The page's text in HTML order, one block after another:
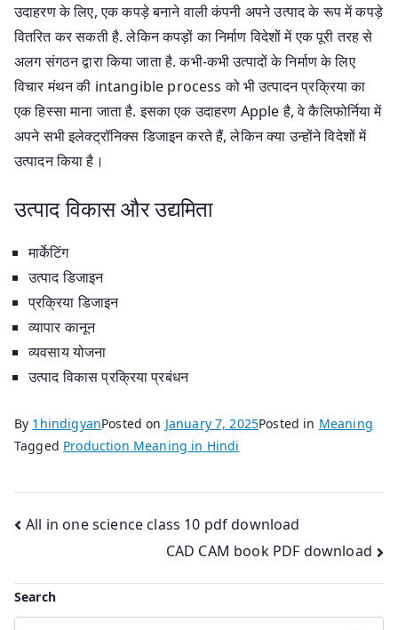
उदाहरण के लिए, एक कपड़े बनाने वाली कंपनी अपने उत्पाद के रूप में कपड़े
वितरित कर सकती है. लेकिन कपड़ों का निर्माण विदेशों में एक पूरी तरह से
अलग संगठन द्वारा किया जाता है. कभी-कभी उत्पादों के निर्माण के लिए
विचार मंथन की intangible process को भी उत्पादन प्रक्रिया का
एक हिस्सा माना जाता है. इसका एक उदाहरण Apple है, वे कैलिफोर्निया में
अपने सभी इलेक्ट्रॉनिक्स डिजाइन करते हैं, लेकिन क्या उन्होंने विदेशों में
उत्पादन किया है।
उत्पाद विकास और उद्यमिता
मार्केटिंग
उत्पाद डिजाइन
प्रक्रिया डिजाइन
व्यापार कानून
व्यवसाय योजना
उत्पाद विकास प्रक्रिया प्रबंधन
By 1hindigyanPosted on January 7, 2025Posted in Meaning
Tagged Production Meaning in Hindi
Post
All in one science class 10 pdf download
CAD CAM book PDF download
Search